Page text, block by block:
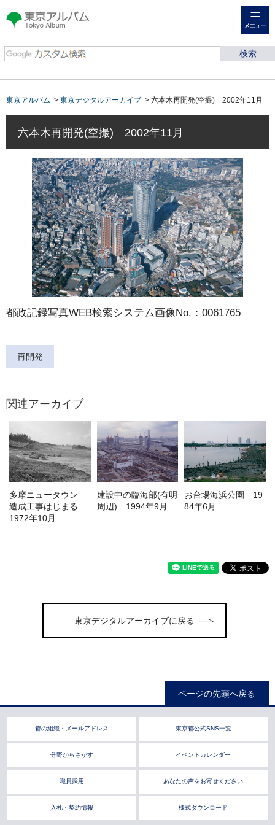
東京アルバム Tokyo
Album
東京アルバム > 東京デジタルアーカイブ > 六本木再開発(空撮) 2002年11月
六本木再開発(空撮) 2002年11月
都政記録写真WEB検索システム画像No.：0061765
再開発
関連アーカイブ
多摩ニュータウン
造成工事はじまる
1972年10月
建設中の臨海部(有明
周辺) 1994年9月
お台場海浜公園 19
84年6月
東京デジタルアーカイブに戻る
ページの先頭へ戻る
都の組織・メールアドレス 東京都公式SNS一覧
分野からさがす イベントカレンダー
職員採用 あなたの声をお寄せください
入札・契約情報 様式ダウンロード